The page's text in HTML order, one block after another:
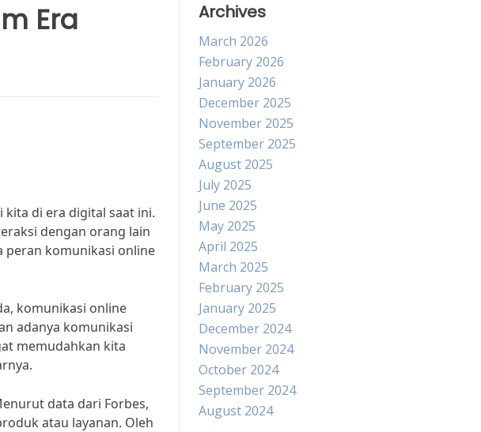
Era
di era digital saat ini.
dengan orang lain
peran komunikasi online
komunikasi online
adanya komunikasi
memudahkan kita
data dari Forbes,
atau layanan. Oleh
Archives
March 2026
February 2026
January 2026
December 2025
November 2025
September 2025
August 2025
July 2025
June 2025
May 2025
April 2025
March 2025
February 2025
January 2025
December 2024
November 2024
October 2024
September 2024
August 2024